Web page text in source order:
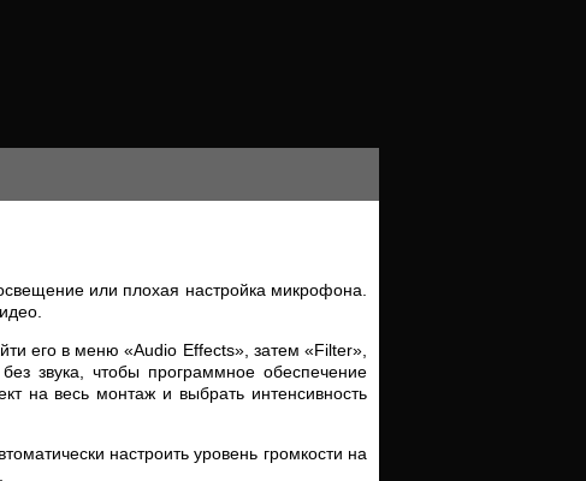
или плохая настройка микрофона.
его в меню «Audio Effects», затем «Filter»,
звука, чтобы программное обеспечение
на весь монтаж и выбрать интенсивность
настроить уровень громкости на